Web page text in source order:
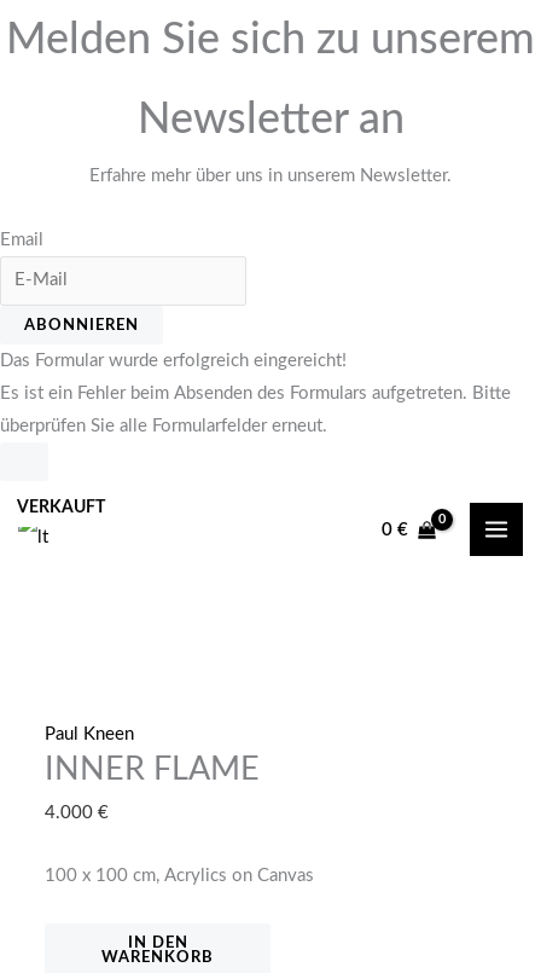
Melden Sie sich zu unserem
Newsletter an
Erfahre mehr über uns in unserem Newsletter.
Email
ABONNIEREN
Das Formular wurde erfolgreich eingereicht!
Es ist ein Fehler beim Absenden des Formulars aufgetreten. Bitte
überprüfen Sie alle Formularfelder erneut.
Zum
Inhalt
0€
Paul Kneen
INNER FLAME
4.000€
100 x 100 cm, Acrylics on Canvas
IN DEN
WARENKORB
VERKAUFT